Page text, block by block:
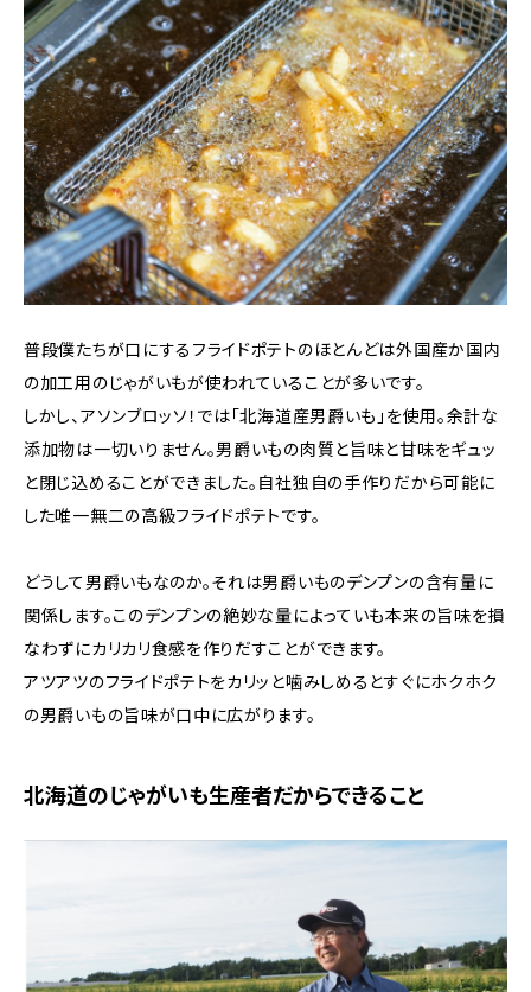
普段僕たちが口にするフライドポテトのほとんどは外国産か国内
の加工用のじゃがいもが使われていることが多いです。
しかし、アソンブロッソ！では「北海道産男爵いも」を使用。余計な
添加物は一切いりません。男爵いもの肉質と旨味と甘味をギュッ
と閉じ込めることができました。自社独自の手作りだから可能に
した唯一無二の高級フライドポテトです。
どうして男爵いもなのか。それは男爵いものデンプンの含有量に
関係します。このデンプンの絶妙な量によっていも本来の旨味を損
なわずにカリカリ食感を作りだすことができます。
アツアツのフライドポテトをカリッと噛みしめるとすぐにホクホク
の男爵いもの旨味が口中に広がります。
北海道のじゃがいも生産者だからできること